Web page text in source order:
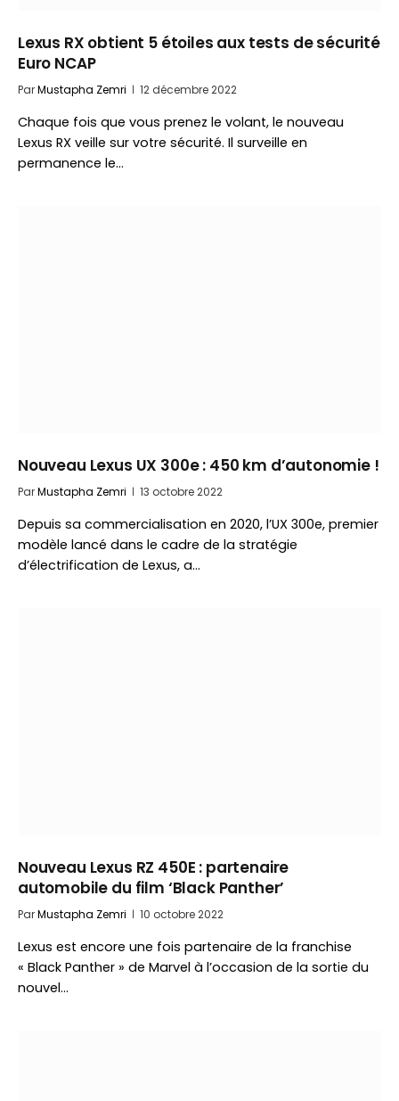
Lexus RX obtient 5 étoiles aux tests de sécurité
Euro NCAP
ParMustapha Zemri 12 décembre 2022
Chaque fois que vous prenez le volant, le nouveau
Lexus RX veille sur votre sécurité. Il surveille en
permanence le…
Nouveau Lexus UX 300e : 450 km d’autonomie !
ParMustapha Zemri 13 octobre 2022
Depuis sa commercialisation en 2020, l’UX 300e, premier
modèle lancé dans le cadre de la stratégie
d’électrification de Lexus, a…
Nouveau Lexus RZ 450E : partenaire
automobile du film ‘Black Panther’
ParMustapha Zemri 10 octobre 2022
Lexus est encore une fois partenaire de la franchise
« Black Panther » de Marvel à l’occasion de la sortie du
nouvel…